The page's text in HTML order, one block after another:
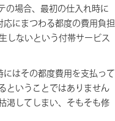
の場合、最初の仕入れ時に
にまつわる都度の費用負担
しないという付帯サービス
はその都度費用を支払って
ということではありません
渇してしまい、そもそも修